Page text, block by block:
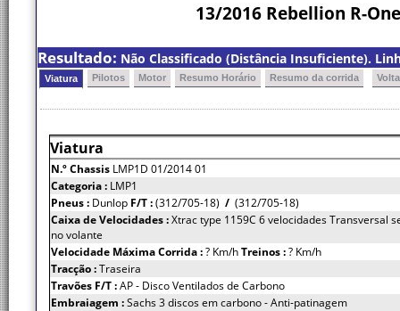
13/2016 Rebellion R-
Resultado: Não Classificado (Distância Insuficiente).
Viatura Pilotos Motor Resumo Horário Resumo da corrida
Viatura
N.º Chassis LMP1D 01/2014 01
Categoria : LMP1
Pneus : Dunlop F/T :(312/705-18) / (312/705-18)
Caixa de Velocidades :Xtrac type 1159C 6 velocidades Transversal
no volante
Velocidade Máxima Corrida :? Km/hTreinos :? Km/h
Tracção :Traseira
Travões F/T :AP - Disco Ventilados de Carbono
Embraiagem :Sachs 3 discos em carbono - Anti-patinagem